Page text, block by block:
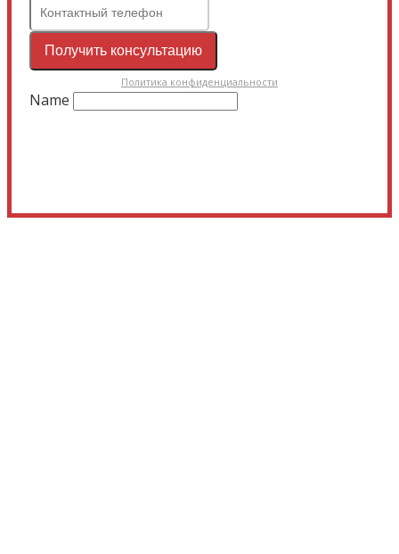
Получить консультацию
Политика конфиденциальности
Name